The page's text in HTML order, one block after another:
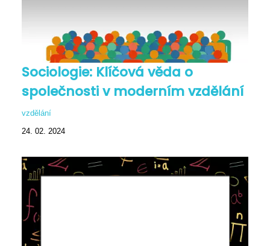
Sociologie: Klíčová věda o
společnosti v moderním vzdělání
vzdělání
24. 02. 2024